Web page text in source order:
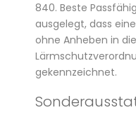
840. Beste
ausgelegt, dass
ohne Anheben in
gekennzeichnet.